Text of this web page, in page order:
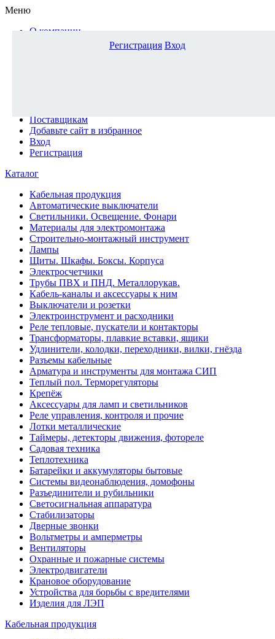
Меню
О компании
Поставщикам
Добавьте сайт в избранное
Вход
Регистрация
Каталог
Кабельная продукция
Автоматические выключатели
Светильники. Освещение. Фонари
Материалы для электромонтажа
Строительно-монтажный инструмент
Лампы
Щиты. Шкафы. Боксы. Корпуса
Электросчетчики
Трубы ПВХ и ПНД. Металлорукав.
Кабель-каналы и аксессуары к ним
Выключатели и розетки
Электроинструмент и расходники
Реле тепловые, пускатели и контакторы
Трансформаторы, плавкие вставки, ящики
Удлинители, колодки, переходники, вилки, гнёзда
Разъемы кабельные
Арматура и инструменты для монтажа СИП
Теплый пол. Терморегуляторы
Крепёж
Аксессуары для ламп и светильников
Реле управления, контроля и прочие
Лотки металлические
Таймеры, детекторы движения, фотореле
Садовая техника
Теплотехника
Батарейки и аккумуляторы бытовые
Системы видеонаблюдения, домофоны
Разъединители и рубильники
Светосигнальная аппаратура
Стабилизаторы
Дверные звонки
Вольтметры и амперметры
Вентиляторы
Охранные и пожарные системы
Электродвигатели
Крановое оборудование
Устройства для борьбы с вредителями
Изделия для ЛЭП
Кабельная продукция
Регистрация Вход